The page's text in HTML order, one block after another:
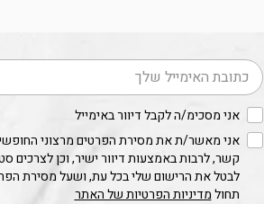
דוא׳׳ל
אני מסכימ/ה לקבל דיוור באימייל
אני מאשר/ת את מסירת הפרטים מרצוני
קשר, לרבות באמצעות דיוור ישיר, וכן לצרכים
לבטל את הרישום שלי בכל עת, ושעל מסירת
תחולמדיניות הפרטיות של האתר